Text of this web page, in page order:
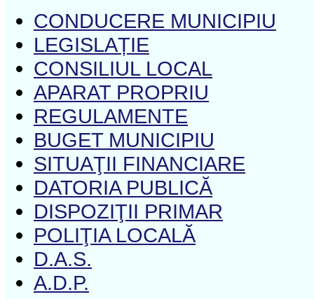
CONDUCERE MUNICIPIU
LEGISLAȚIE
CONSILIUL LOCAL
APARAT PROPRIU
REGULAMENTE
BUGET MUNICIPIU
SITUAŢII FINANCIARE
DATORIA PUBLICĂ
DISPOZIŢII PRIMAR
POLIŢIA LOCALĂ
D.A.S.
A.D.P.